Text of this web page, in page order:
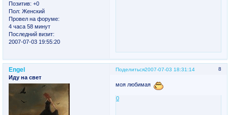
Позитив: +0
Пол: Женский
Провел на форуме:
4 часа 58 минут
Последний визит:
2007-07-03 19:55:20
Поделиться 8
2007-07-03 18:31:14
Engel
Иду на свет
моя любимая
0